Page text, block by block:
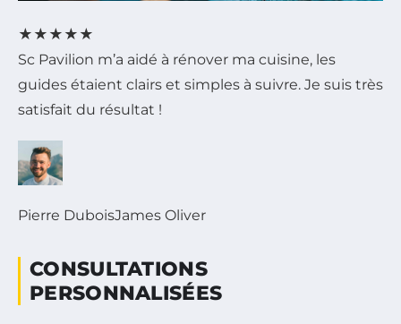
★ ★ ★ ★ ★
Sc Pavilion m’a aidé à rénover ma cuisine, les
guides étaient clairs et simples à suivre. Je suis très
satisfait du résultat !
Pierre DuboisJames Oliver
CONSULTATIONS
PERSONNALISÉES